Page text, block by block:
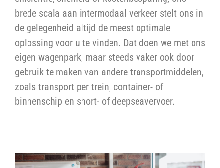
brede scala aan intermodaal verkeer stelt ons in
de gelegenheid altijd de meest optimale
oplossing voor u te vinden. Dat doen we met ons
eigen wagenpark, maar steeds vaker ook door
gebruik te maken van andere transportmiddelen,
zoals transport per trein, container- of
binnenschip en short- of deepseavervoer.